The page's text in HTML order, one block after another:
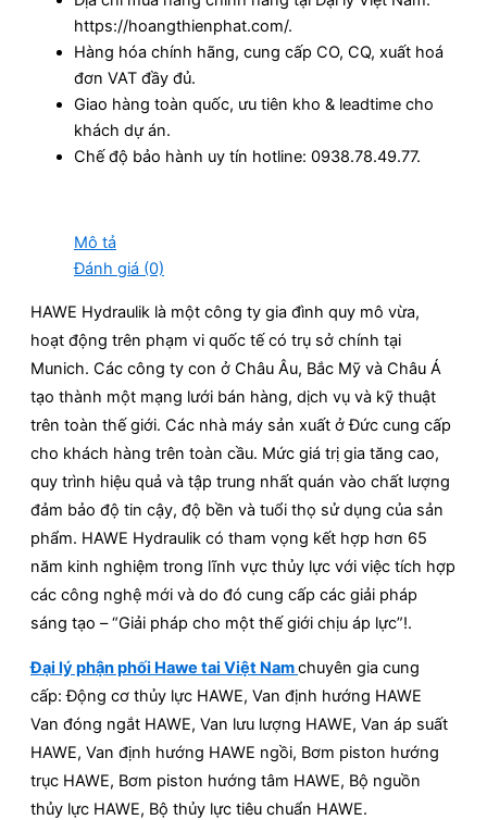
https://hoangthienphat.com/.
Hàng hóa chính hãng, cung cấp CO, CQ, xuất hoá
đơn VAT đầy đủ.
Giao hàng toàn quốc, ưu tiên kho & leadtime cho
khách dự án.
Chế độ bảo hành uy tín hotline: 0938.78.49.77.
Mô tả
Đánh giá (0)
HAWE Hydraulik là một công ty gia đình quy mô vừa,
hoạt động trên phạm vi quốc tế có trụ sở chính tại
Munich. Các công ty con ở Châu Âu, Bắc Mỹ và Châu Á
tạo thành một mạng lưới bán hàng, dịch vụ và kỹ thuật
trên toàn thế giới. Các nhà máy sản xuất ở Đức cung cấp
cho khách hàng trên toàn cầu. Mức giá trị gia tăng cao,
quy trình hiệu quả và tập trung nhất quán vào chất lượng
đảm bảo độ tin cậy, độ bền và tuổi thọ sử dụng của sản
phẩm. HAWE Hydraulik có tham vọng kết hợp hơn 65
năm kinh nghiệm trong lĩnh vực thủy lực với việc tích hợp
các công nghệ mới và do đó cung cấp các giải pháp
sáng tạo – “Giải pháp cho một thế giới chịu áp lực”!.
Đại lý phận phối Hawe tai Việt Namchuyên gia cung
cấp: Động cơ thủy lực HAWE, Van định hướng HAWE
Van đóng ngắt HAWE, Van lưu lượng HAWE, Van áp suất
HAWE, Van định hướng HAWE ngồi, Bơm piston hướng
trục HAWE, Bơm piston hướng tâm HAWE, Bộ nguồn
thủy lực HAWE, Bộ thủy lực tiêu chuẩn HAWE.